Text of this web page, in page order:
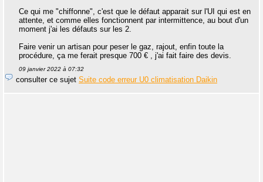
Ce qui me "chiffonne", c'est que le défaut apparait sur l'UI qui est en
attente, et comme elles fonctionnent par intermittence, au bout d'un
moment j'ai les défauts sur les 2.
Faire venir un artisan pour peser le gaz, rajout, enfin toute la
procédure, ça me ferait presque 700 € , j'ai fait faire des devis.
09 janvier 2022 à 07:32
consulter ce sujet Suite code erreur U0 climatisation Daikin